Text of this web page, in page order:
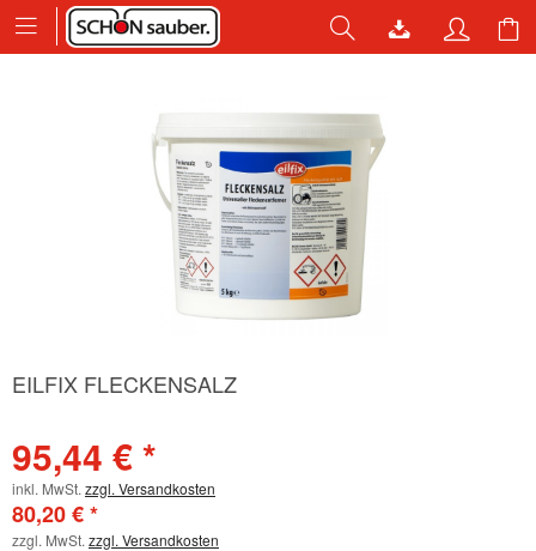
EILFIX FLECKENSALZ
95,44 € *
inkl. MwSt. zzgl. Versandkosten
80,20 € *
zzgl. MwSt. zzgl. Versandkosten